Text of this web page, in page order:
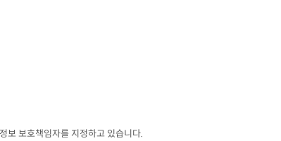
보 보호책임자를 지정하고 있습니다.